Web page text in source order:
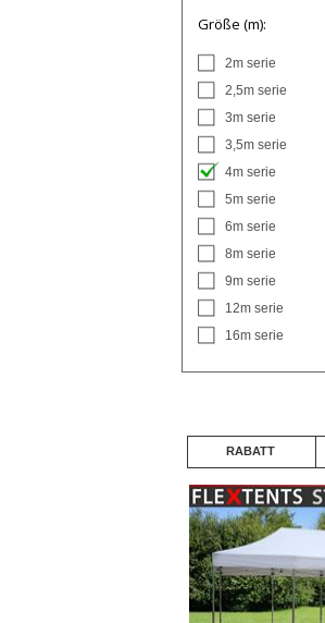
Größe (m):
2m serie
2,5m serie
3m serie
3,5m serie
4m serie
5m serie
6m serie
8m serie
9m serie
12m serie
16m serie
RABATT